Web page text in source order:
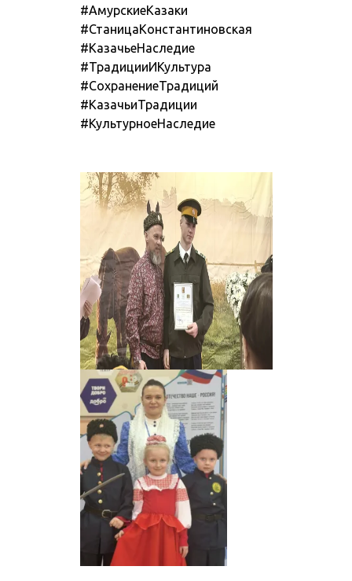
#АмурскиеКазаки
#СтаницаКонстантиновская
#КазачьеНаследие
#ТрадицииИКультура
#СохранениеТрадиций
#КазачьиТрадиции
#КультурноеНаследие